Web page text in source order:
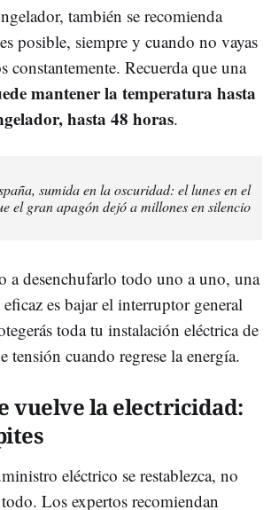
también se recomienda
posible, siempre y cuando no vayas
constantemente. Recuerda que una
mantener la temperatura hasta
hasta 48 horas.
sumida en la oscuridad: el lunes en el
el gran apagón dejó a millones en silencio
a desenchufarlo todo uno a uno, una
es bajar el interruptor general
toda tu instalación eléctrica de
tensión cuando regrese la energía.
vuelve la electricidad:
eléctrico se restablezca, no
Los expertos recomiendan